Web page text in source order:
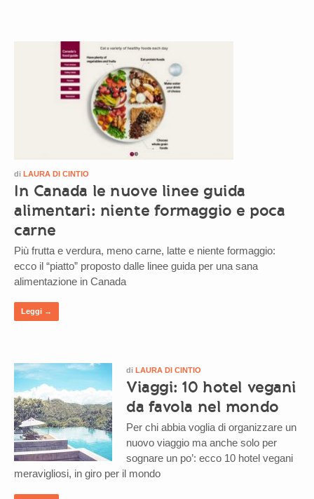
di LAURA DI CINTIO
In Canada le nuove linee guida
alimentari: niente formaggio e poca
carne
Più frutta e verdura, meno carne, latte e niente formaggio:
ecco il “piatto” proposto dalle linee guida per una sana
alimentazione in Canada
Leggi →
di LAURA DI CINTIO
Viaggi: 10 hotel vegani
da favola nel mondo
Per chi abbia voglia di organizzare un
nuovo viaggio ma anche solo per
sognare un po’: ecco 10 hotel vegani
meravigliosi, in giro per il mondo